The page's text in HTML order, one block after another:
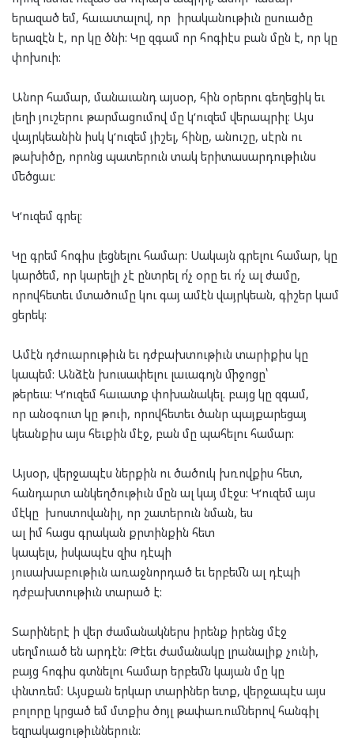
երազած եմ, հաւատալով, որ իրականութիւն ըսուածը
երազէն է, որ կը ծնի: Կը զգամ որ հոգիէս բան մըն է, որ կը
փոխուի:
Անոր համար, մանաւանդ այսօր, հին օրերու գեղեցիկ եւ
լեղի յուշերու թարմացումով մը կ‘ուզեմ վերապրիլ: Այս
վայրկեանին իսկ կ‘ուզեմ յիշել, հինը, անուշը, սէրն ու
թախիծը, որոնց պատերուն տակ երիտասարդութիւնս
մեծցաւ:
Կ‘ուզեմ գրել:
Կը գրեմ հոգիս լեցնելու համար: Սակայն գրելու համար, կը
կարծեմ, որ կարելի չէ ընտրել ո՛չ օրը եւ ո՛չ ալ ժամը,
որովհետեւ մտածումը կու գայ ամէն վայրկեան, գիշեր կամ
ցերեկ:
Ամէն դժուարութիւն եւ դժբախտութիւն տարիքիս կը
կապեմ: Անձէն խուսափելու լաւագոյն միջոցը՝
թերեւս: Կ‘ուզեմ հաւատք փոխանակել. բայց կը զգամ,
որ անօգուտ կը թուի, որովհետեւ ծանր պայքարեցայ
կեանքիս այս հեւքին մէջ, բան մը պահելու համար:
Այսօր, վերջապէս ներքին ու ծածուկ խռովքիս հետ,
հանդարտ անկեղծութիւն մըն ալ կայ մէջս: Կ‘ուզեմ այս
մէկը խոստովանիլ, որ շատերուն նման, ես
ալ իմ հացս գրական քրտինքին հետ
կապելս, իսկապէս զիս դէպի
յուսախաբութիւն առաջնորդած եւ երբեմն ալ դէպի
դժբախտութիւն տարած է:
Տարիներէ ի վեր ժամանակներս իրենք իրենց մէջ
սեղմուած են արդէն: Թէեւ ժամանակը լրանալիք չունի,
բայց հոգիս գտնելու համար երբեմն կայան մը կը
փնտռեմ: Այսքան երկար տարիներ ետք, վերջապէս այս
բոլորը կրցած եմ մտքիս ծոյլ թափառումներով հանգիլ
եզրակացութիւններուն: